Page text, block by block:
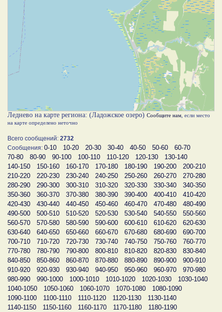
Леднево на карте региона: (Ладожское озеро) Сообщите нам , если место
на карте определено неточно
Всего сообщений: 2732
Сообщения: 0-10 10-20 20-30 30-40 40-50 50-60
60-70
70-80
80-90 90-100 100-110 110-120 120-130
130-140
140-150
150-160 160-170 170-180 180-190 190-200
200-210
210-220
220-230 230-240 240-250 250-260 260-270
270-280
280-290
290-300 300-310 310-320 320-330 330-340
340-350
350-360
360-370 370-380 380-390 390-400 400-410
410-420
420-430
430-440 440-450 450-460 460-470 470-480
480-490
490-500
500-510 510-520 520-530 530-540 540-550
550-560
560-570
570-580 580-590 590-600 600-610 610-620
620-630
630-640
640-650 650-660 660-670 670-680 680-690
690-700
700-710
710-720 720-730 730-740 740-750 750-760
760-770
770-780
780-790 790-800 800-810 810-820 820-830
830-840
840-850
850-860 860-870 870-880 880-890 890-900
900-910
910-920
920-930 930-940 940-950 950-960 960-970
970-980
980-990
990-1000 1000-1010 1010-1020 1020-1030
1030-1040
1040-1050
1050-1060 1060-1070 1070-1080
1080-1090
1090-1100
1100-1110 1110-1120 1120-1130
1130-1140
1140-1150
1150-1160 1160-1170 1170-1180
1180-1190